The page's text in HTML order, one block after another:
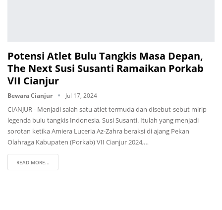
Potensi Atlet Bulu Tangkis Masa Depan,
The Next Susi Susanti Ramaikan Porkab
VII Cianjur
Bewara Cianjur Jul 17, 2024
CIANJUR - Menjadi salah satu atlet termuda dan disebut-sebut mirip
legenda bulu tangkis Indonesia, Susi Susanti. Itulah yang menjadi
sorotan ketika Amiera Luceria Az-Zahra beraksi di ajang Pekan
Olahraga Kabupaten (Porkab) VII Cianjur 2024,…
READ MORE...